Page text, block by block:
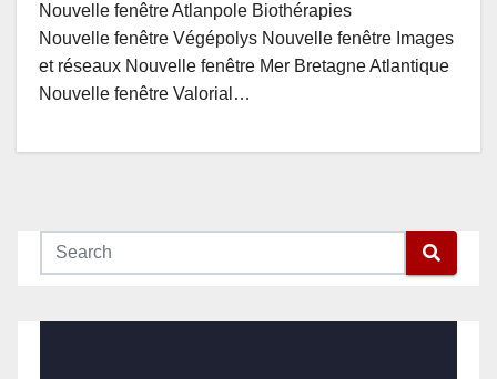
Nouvelle fenêtre Atlanpole Biothérapies
Nouvelle fenêtre Végépolys Nouvelle fenêtre Images
et réseaux Nouvelle fenêtre Mer Bretagne Atlantique
Nouvelle fenêtre Valorial…